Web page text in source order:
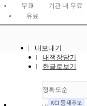
무료
기관 내 무료
유료
내보내기
내책장담기
한글로보기
정확도순